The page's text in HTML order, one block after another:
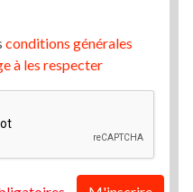
conditions générales
à les respecter